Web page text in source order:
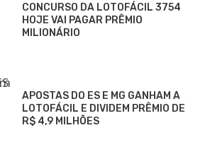
CONCURSO DA LOTOFÁCIL 3754
HOJE VAI PAGAR PRÊMIO
MILIONÁRIO
APOSTAS DO ES E MG GANHAM A
LOTOFÁCIL E DIVIDEM PRÊMIO DE
R$ 4,9 MILHÕES